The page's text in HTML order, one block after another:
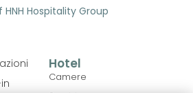
Hotel
Camere
HNH Hospitality Group